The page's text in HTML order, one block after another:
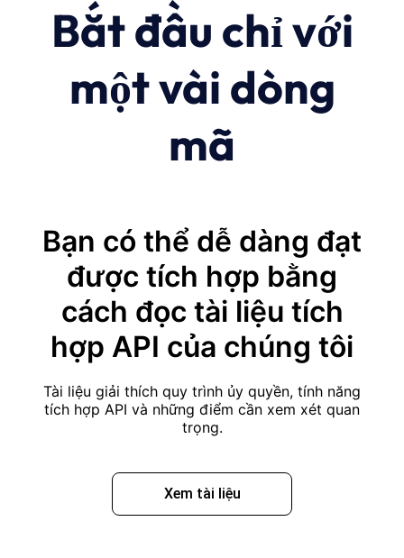
Bắt đầu chỉ với
một vài dòng
mã
Bạn có thể dễ dàng đạt
được tích hợp bằng
cách đọc tài liệu tích
hợp API của chúng tôi
Tài liệu giải thích quy trình ủy quyền, tính năng
tích hợp API và những điểm cần xem xét quan
trọng.
Xem tài liệu